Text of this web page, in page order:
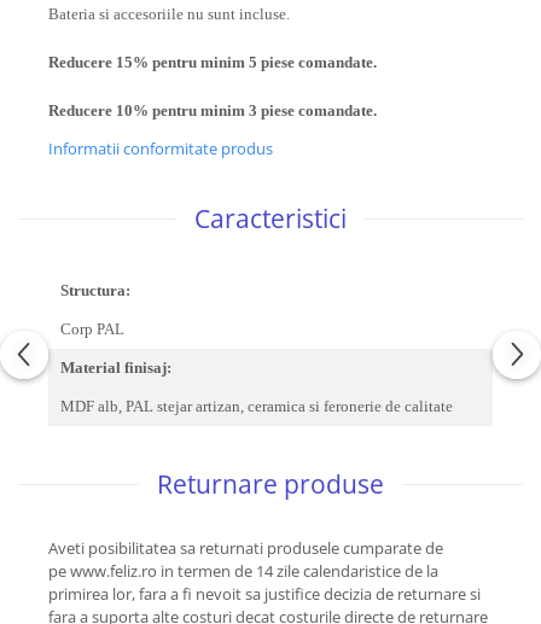
Bateria si accesoriile nu sunt incluse.
Reducere 15% pentru minim 5 piese comandate.
Reducere 10% pentru minim 3 piese comandate.
Informatii conformitate produs
Caracteristici
Structura:
Corp PAL
Material finisaj:
MDF alb, PAL stejar artizan, ceramica si feronerie de calitate
Returnare produse
Aveti posibilitatea sa returnati produsele cumparate de
pe www.feliz.ro in termen de 14 zile calendaristice de la
primirea lor, fara a fi nevoit sa justifice decizia de returnare si
fara a suporta alte costuri decat costurile directe de returnare